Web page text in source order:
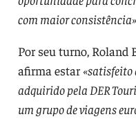
com maior
Por seu turno, Roland
afirma estar «satisfeito
adquirido pela DER
um grupo de viagens